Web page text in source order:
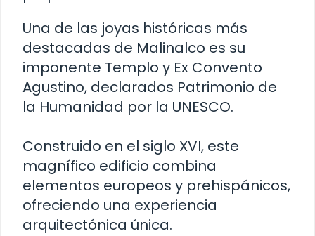
Una de las joyas históricas más
destacadas de Malinalco es su
imponente Templo y Ex Convento
Agustino, declarados Patrimonio de
la Humanidad por la UNESCO.
Construido en el siglo XVI, este
magnífico edificio combina
elementos europeos y prehispánicos,
ofreciendo una experiencia
arquitectónica única.